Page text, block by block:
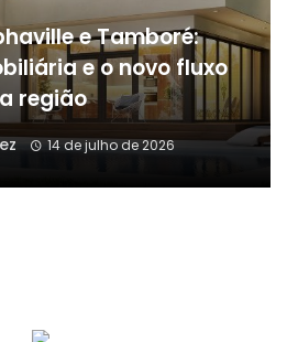
e Tamboré:
e o novo fluxo
região
14 de julho de 2026